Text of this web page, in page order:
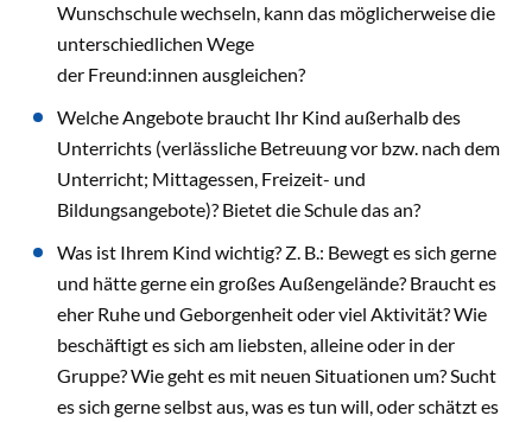
Wunschschule wechseln, kann das möglicherweise die
unterschiedlichen Wege
der Freund:innen ausgleichen?
Welche Angebote braucht Ihr Kind außerhalb des
Unterrichts (verlässliche Betreuung vor bzw. nach dem
Unterricht; Mittagessen, Freizeit- und
Bildungsangebote)? Bietet die Schule das an?
Was ist Ihrem Kind wichtig? Z. B.: Bewegt es sich gerne
und hätte gerne ein großes Außengelände? Braucht es
eher Ruhe und Geborgenheit oder viel Aktivität? Wie
beschäftigt es sich am liebsten, alleine oder in der
Gruppe? Wie geht es mit neuen Situationen um? Sucht
es sich gerne selbst aus, was es tun will, oder schätzt es